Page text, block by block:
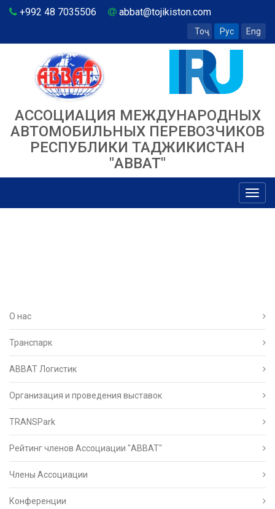
+992 48 7035506 abbat@tojikiston.com
Тоҷ Рус Eng
АССОЦИАЦИЯ МЕЖДУНАРОДНЫХ
АВТОМОБИЛЬНЫХ ПЕРЕВОЗЧИКОВ
РЕСПУБЛИКИ ТАДЖИКИСТАН
"ABBAT"
О нас
Транспарк
ABBAT Логистик
Организация и проведения выставок
TRANSPark
Рейтинг членов Ассоциации "АВВАТ"
Члены Ассоциации
Конференции